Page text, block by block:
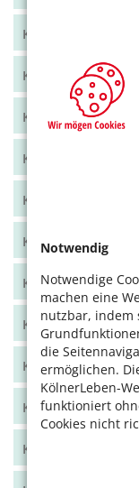
Notwendig
Notwendige
machen eine
nutzbar, indem
die
ermöglichen.
KölnerLeben-
funktioniert
Cookies nicht
KölnerLeben Okt/
KölnerLeben Aug/
KölnerLeben Juni/
KölnerLeben
KölnerLeben Feb/
KölnerLeben Dez
KölnerLeben Okt/
KölnerLeben Aug/
KölnerLeben Juni/
KölnerLeben April/
KölnerLeben Feb/